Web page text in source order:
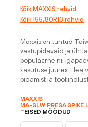
Kõik MAXXIS rehvid
Kõik 155/80R13 rehvid
Maxxis on tuntud
vastupidavaid ja
populaarne nii
kasutuse juures. Hea
pidamist ja
MAXXIS
MA-SLW PRESA SPIKE
TEISED MÕÕDUD